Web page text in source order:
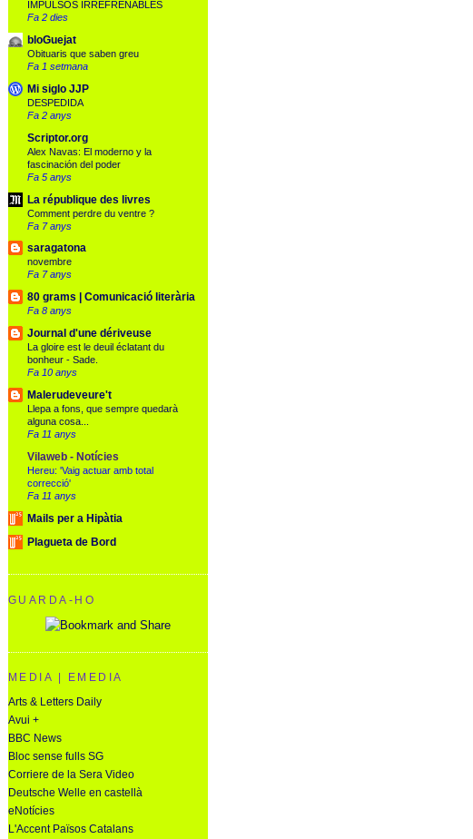
IMPULSOS IRREFRENABLES
Fa 2 dies
bloGuejat
Obituaris que saben greu
Fa 1 setmana
Mi siglo JJP
DESPEDIDA
Fa 2 anys
Scriptor.org
Alex Navas: El moderno y la
fascinación del poder
Fa 5 anys
La république des livres
Comment perdre du ventre ?
Fa 7 anys
saragatona
novembre
Fa 7 anys
80 grams | Comunicació literària
Fa 8 anys
Journal d'une dériveuse
La gloire est le deuil éclatant du
bonheur - Sade.
Fa 10 anys
Malerudeveure't
Llepa a fons, que sempre quedarà
alguna cosa...
Fa 11 anys
Vilaweb - Notícies
Hereu: 'Vaig actuar amb total
correcció'
Fa 11 anys
Mails per a Hipàtia
Plagueta de Bord
GUARDA-HO
MEDIA | EMEDIA
Arts & Letters Daily
Avui +
BBC News
Bloc sense fulls SG
Corriere de la Sera Video
Deutsche Welle en castellà
eNotícies
L'Accent Països Catalans